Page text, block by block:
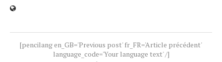
[pencilang en_GB='Previous post' fr_FR='Article précédent'
language_code='Your language text' /]